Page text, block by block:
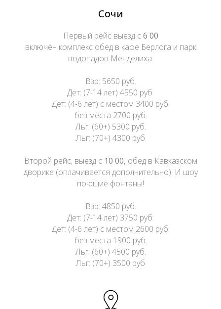
Сочи
Первый рейс выезд с 6 00
включён комплекс обед в кафе Берлога и парк
водопадов Менделиха.
Взр: 5650 руб.
Дет: (7-14 лет) 4550 руб.
Дет: (4-6 лет) с местом 3400 руб.
без места 2700 руб.
Льг: (60+) 5300 руб.
Льг: (70+) 4300 руб
Второй рейс, выезд с 10 00, обед в Кавказском
дворике (оплачивается дополнительно). И шоу
поющие фонтаны!
Взр: 4850 руб.
Дет: (7-14 лет) 3750 руб.
Дет: (4-6 лет) с местом 2600 руб.
без места 1900 руб.
Льг: (60+) 4500 руб.
Льг: (70+) 3500 руб